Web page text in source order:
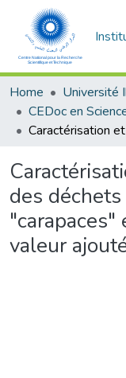
Home
des
valeur